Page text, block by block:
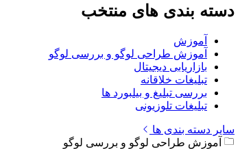
دسته بندی های منتخب
آموزش
آموزش طراحی لوگو و بررسی لوگو
بازاریابی دیجیتال
تبلیغات خلاقانه
بررسی تبلیغ و بیلبورد ها
تبلیغات تلوزیونی
سایر دسته بندی ها
آموزش طراحی لوگو و بررسی لوگو